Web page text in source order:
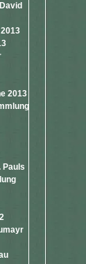
2013
Pauls